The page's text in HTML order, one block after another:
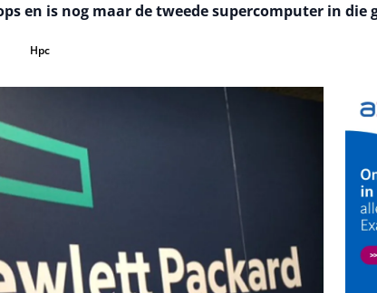
en is nog maar de tweede supercomputer in die
Hpc